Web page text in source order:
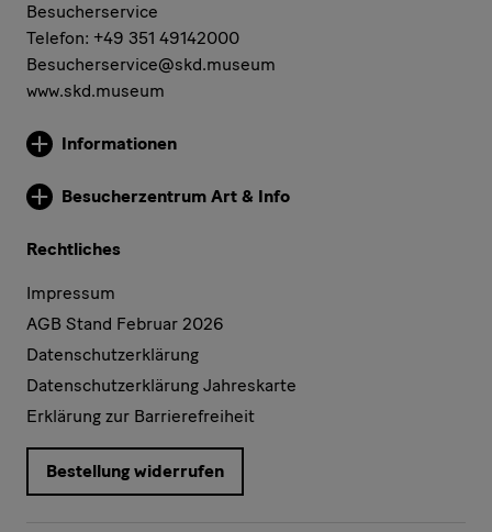
Besucherservice
Telefon: +49 351 49142000
Besucherservice@skd.museum
www.skd.museum
Weitere Informationen
Informationen
Weitere Informationen
Besucherzentrum Art & Info
Rechtliches
Impressum
AGB Stand Februar 2026
Datenschutzerklärung
Datenschutzerklärung Jahreskarte
Erklärung zur Barrierefreiheit
Bestellung widerrufen